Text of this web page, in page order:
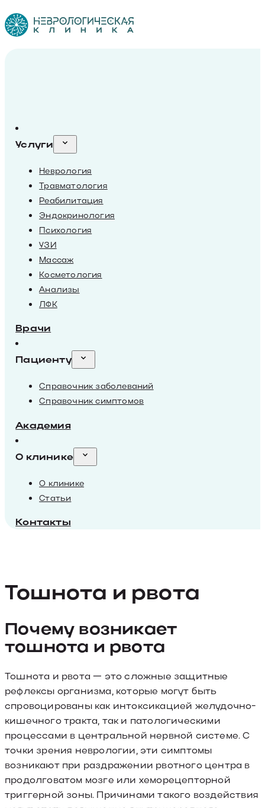
Услуги
Неврология
Травматология
Реабилитация
Эндокринология
Психология
УЗИ
Массаж
Косметология
Анализы
ЛФК
Врачи
Пациенту
Справочник заболеваний
Справочник симптомов
Академия
О клинике
О клинике
Статьи
Контакты
Тошнота и рвота
Почему возникает
тошнота и рвота
Тошнота и рвота — это сложные защитные
рефлексы организма, которые могут быть
спровоцированы как интоксикацией желудочно-
кишечного тракта, так и патологическими
процессами в центральной нервной системе. С
точки зрения неврологии, эти симптомы
возникают при раздражении рвотного центра в
продолговатом мозге или хеморецепторной
триггерной зоны. Причинами такого воздействия